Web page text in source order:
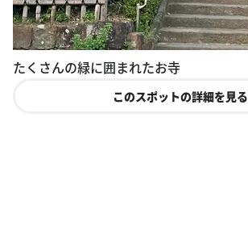
たくさんの緑に囲まれたお寺
このスポットの詳細を見る